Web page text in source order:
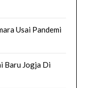
Usai Pandemi
Baru Jogja Di